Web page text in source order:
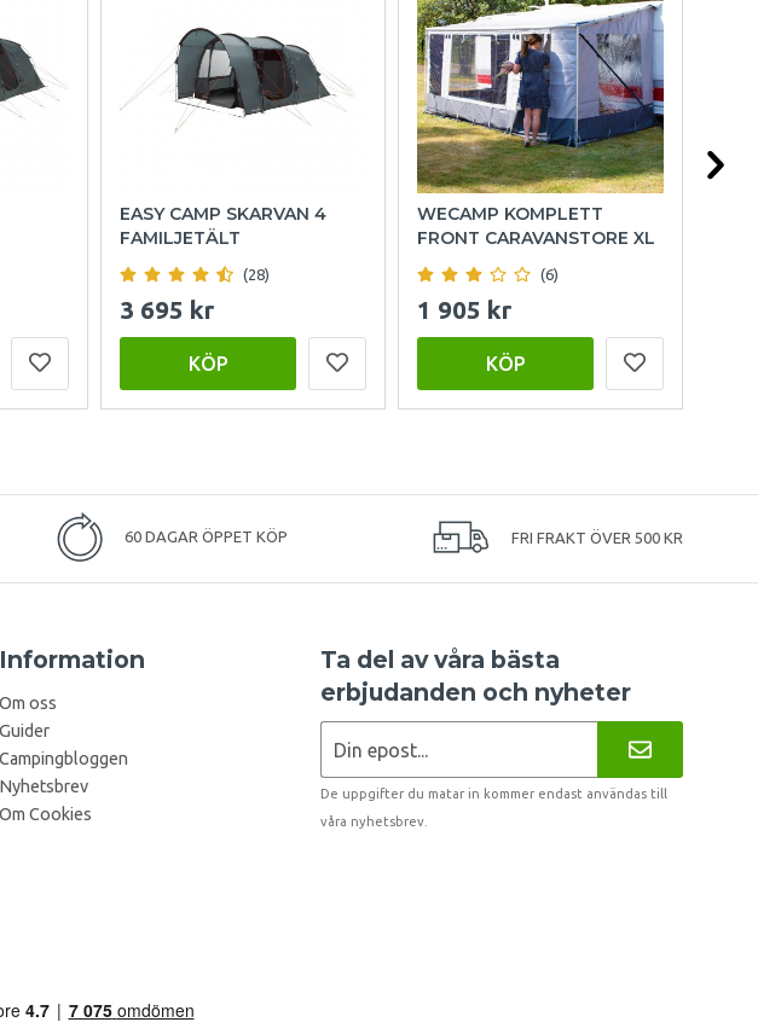
EASY CAMP SKARVAN 4
FAMILJETÄLT
(28)
3 695 kr
KÖP
WECAMP KOMPLETT
FRONT CARAVANSTORE XL
(6)
1 905 kr
KÖP
60 DAGAR ÖPPET KÖP FRI FRAKT ÖVER 500 KR
Information
Om oss
Guider
Campingbloggen
Nyhetsbrev
Om Cookies
Ta del av våra bästa
erbjudanden och nyheter
De uppgifter du matar in kommer endast användas till
våra nyhetsbrev.